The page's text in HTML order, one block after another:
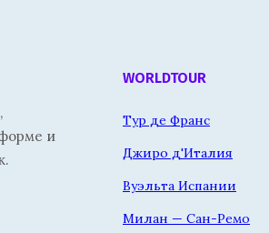
и
WORLDTOUR
Тур де Франс
Джиро д'Италия
Вуэльта Испании
Милан — Сан-Ремо